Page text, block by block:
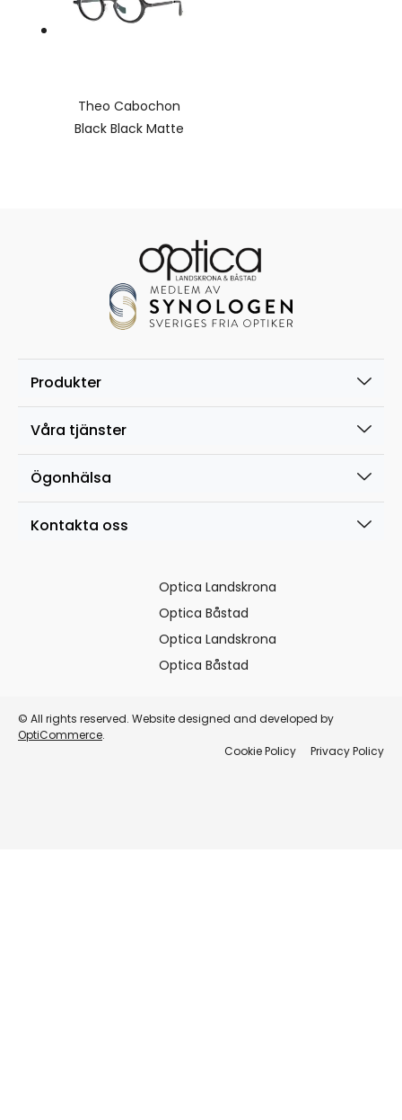
Theo Cabochon
Black Black Matte
Produkter
Våra tjänster
Ögonhälsa
Kontakta oss
Optica Landskrona
Optica Båstad
Optica Landskrona
Optica Båstad
© All rights reserved. Website designed and developed by
OptiCommerce.
Cookie Policy
Privacy Policy